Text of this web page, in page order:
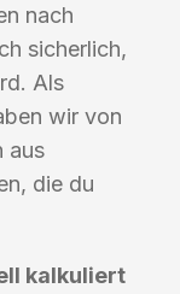
nach
sicherlich,
Als
wir von
aus
die du
kalkuliert